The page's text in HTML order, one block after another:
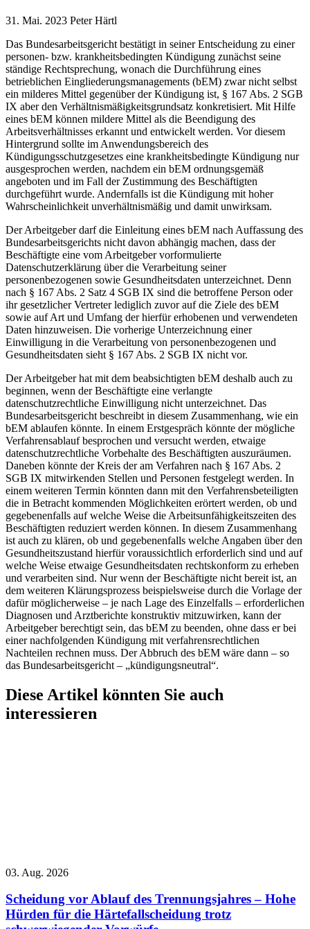
31. Mai. 2023 Peter Härtl
Das Bundesarbeitsgericht bestätigt in seiner Entscheidung zu einer
personen- bzw. krankheitsbedingten Kündigung zunächst seine
ständige Rechtsprechung, wonach die Durchführung eines
betrieblichen Eingliederungsmanagements (bEM) zwar nicht selbst
ein milderes Mittel gegenüber der Kündigung ist, § 167 Abs. 2 SGB
IX aber den Verhältnismäßigkeitsgrundsatz konkretisiert. Mit Hilfe
eines bEM können mildere Mittel als die Beendigung des
Arbeitsverhältnisses erkannt und entwickelt werden. Vor diesem
Hintergrund sollte im Anwendungsbereich des
Kündigungsschutzgesetzes eine krankheitsbedingte Kündigung nur
ausgesprochen werden, nachdem ein bEM ordnungsgemäß
angeboten und im Fall der Zustimmung des Beschäftigten
durchgeführt wurde. Andernfalls ist die Kündigung mit hoher
Wahrscheinlichkeit unverhältnismäßig und damit unwirksam.
Der Arbeitgeber darf die Einleitung eines bEM nach Auffassung des
Bundesarbeitsgerichts nicht davon abhängig machen, dass der
Beschäftigte eine vom Arbeitgeber vorformulierte
Datenschutzerklärung über die Verarbeitung seiner
personenbezogenen sowie Gesundheitsdaten unterzeichnet. Denn
nach § 167 Abs. 2 Satz 4 SGB IX sind die betroffene Person oder
ihr gesetzlicher Vertreter lediglich zuvor auf die Ziele des bEM
sowie auf Art und Umfang der hierfür erhobenen und verwendeten
Daten hinzuweisen. Die vorherige Unterzeichnung einer
Einwilligung in die Verarbeitung von personenbezogenen und
Gesundheitsdaten sieht § 167 Abs. 2 SGB IX nicht vor.
Der Arbeitgeber hat mit dem beabsichtigten bEM deshalb auch zu
beginnen, wenn der Beschäftigte eine verlangte
datenschutzrechtliche Einwilligung nicht unterzeichnet. Das
Bundesarbeitsgericht beschreibt in diesem Zusammenhang, wie ein
bEM ablaufen könnte. In einem Erstgespräch könnte der mögliche
Verfahrensablauf besprochen und versucht werden, etwaige
datenschutzrechtliche Vorbehalte des Beschäftigten auszuräumen.
Daneben könnte der Kreis der am Verfahren nach § 167 Abs. 2
SGB IX mitwirkenden Stellen und Personen festgelegt werden. In
einem weiteren Termin könnten dann mit den Verfahrensbeteiligten
die in Betracht kommenden Möglichkeiten erörtert werden, ob und
gegebenenfalls auf welche Weise die Arbeitsunfähigkeitszeiten des
Beschäftigten reduziert werden können. In diesem Zusammenhang
ist auch zu klären, ob und gegebenenfalls welche Angaben über den
Gesundheitszustand hierfür voraussichtlich erforderlich sind und auf
welche Weise etwaige Gesundheitsdaten rechtskonform zu erheben
und verarbeiten sind. Nur wenn der Beschäftigte nicht bereit ist, an
dem weiteren Klärungsprozess beispielsweise durch die Vorlage der
dafür möglicherweise – je nach Lage des Einzelfalls – erforderlichen
Diagnosen und Arztberichte konstruktiv mitzuwirken, kann der
Arbeitgeber berechtigt sein, das bEM zu beenden, ohne dass er bei
einer nachfolgenden Kündigung mit verfahrensrechtlichen
Nachteilen rechnen muss. Der Abbruch des bEM wäre dann – so
das Bundesarbeitsgericht – „kündigungsneutral“.
Diese Artikel könnten Sie auch
interessieren
03. Aug. 2026
Scheidung vor Ablauf des Trennungsjahres – Hohe
Hürden für die Härtefallscheidung trotz